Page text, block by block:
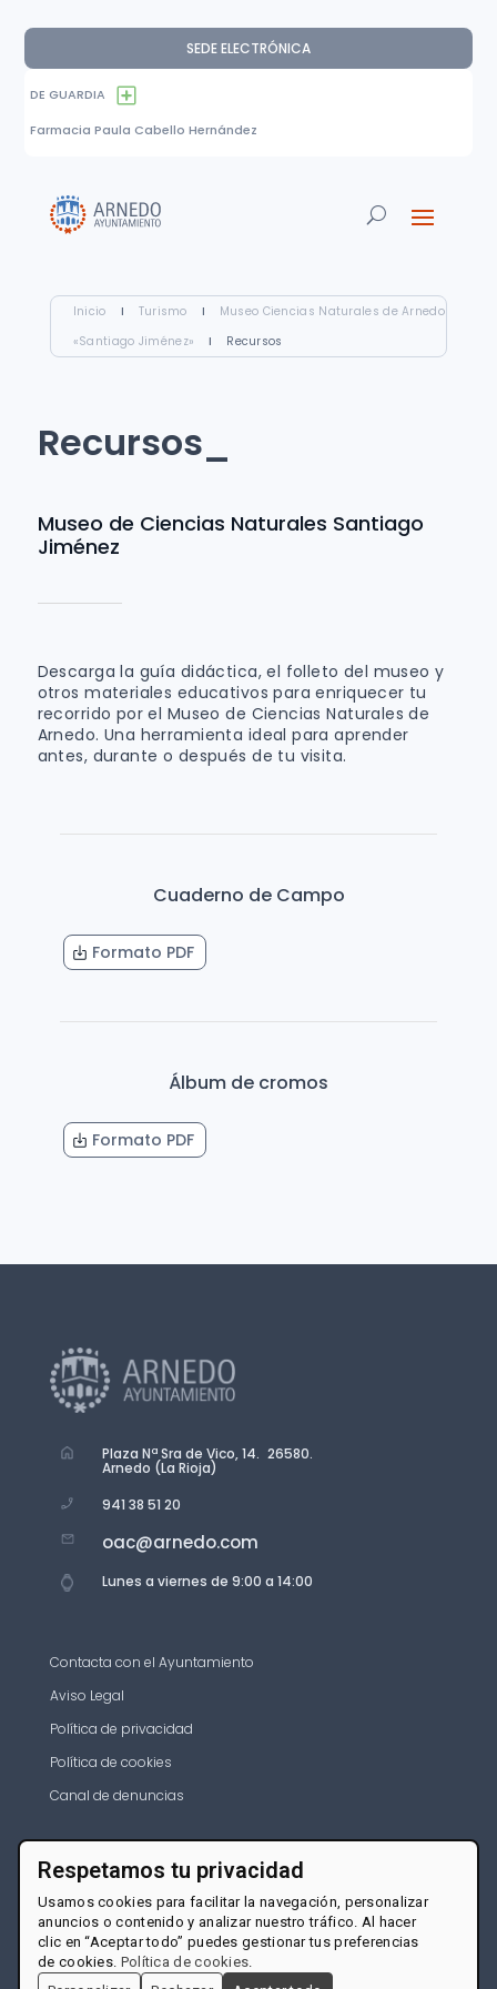
SEDE ELECTRÓNICA
DE GUARDIA
Farmacia Paula Cabello Hernández
Inicio I Turismo I
Museo Ciencias Naturales de Arnedo
«Santiago Jiménez»
I Recursos
Recursos_
Museo de Ciencias Naturales Santiago
Jiménez
Descarga la guía didáctica, el folleto del museo y
otros materiales educativos para enriquecer tu
recorrido por el Museo de Ciencias Naturales de
Arnedo. Una herramienta ideal para aprender
antes, durante o después de tu visita.
Cuaderno de Campo
Formato PDF
Álbum de cromos
Formato PDF
Plaza Nª Sra de Vico, 14. 26580.
Arnedo (La Rioja)
941 38 51 20
oac@arnedo.com
Lunes a viernes de 9:00 a 14:00
Contacta con el Ayuntamiento
Aviso Legal
Política de privacidad
Política de cookies
Canal de denuncias
Respetamos tu privacidad
Usamos cookies para facilitar la navegación, personalizar
anuncios o contenido y analizar nuestro tráfico. Al hacer
clic en “Aceptar todo” puedes gestionar tus preferencias
de cookies. Política de cookies.